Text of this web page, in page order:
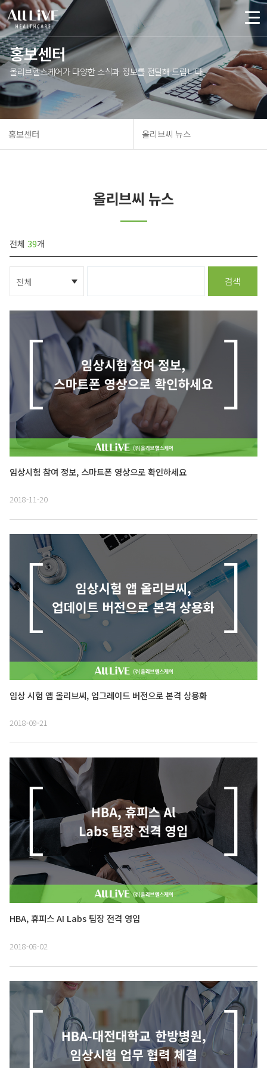
홍보센터
올리브헬스케어가 다양한 소식과 정보를 전달해 드립니다.
홍보센터 올리브씨 뉴스
올리브씨 뉴스
전체 39개
검색
임상시험 참여 정보, 스마트폰 영상으로 확인하세요
2018-11-20
임상 시험 앱 올리브씨, 업그레이드 버전으로 본격 상용화
2018-09-21
HBA, 휴피스 AI Labs 팀장 전격 영입
2018-08-02